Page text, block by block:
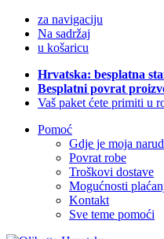
za navigaciju
Na sadržaj
u košaricu
Hrvatska: besplatna
Besplatni povrat
Vaš paket ćete primiti u
Pomoć
Gdje je moja
Povrat robe
Troškovi dostave
Mogućnosti
Kontakt
Sve teme pomoći